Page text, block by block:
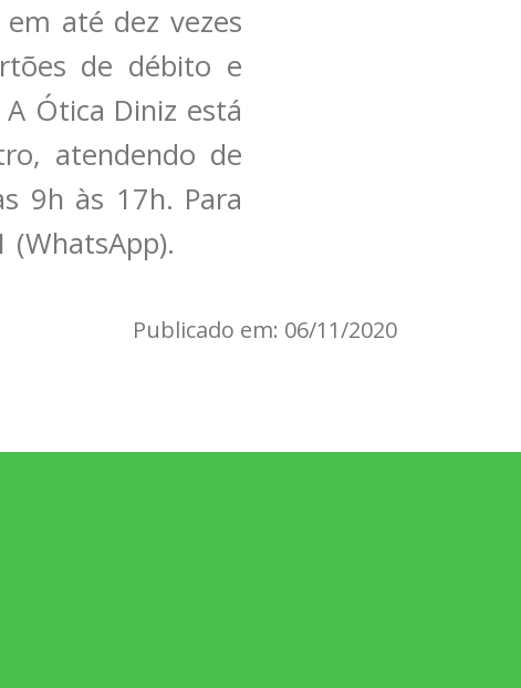
até dez vezes
de débito e
Ótica Diniz está
atendendo de
9h às 17h. Para
Publicado em: 06/11/2020